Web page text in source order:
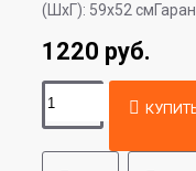
(ШхГ): 59x52
1220 руб.